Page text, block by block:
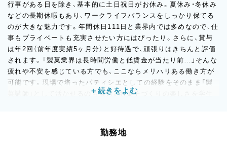
行事がある日を除き、基本的に土日祝日がお休み。夏休み・冬休み
などの長期休暇もあり、ワークライフバランスをしっかり保てる
のが大きな魅力です。年間休日111日と業界内では多めなので、仕
事もプライベートも充実させたい方にはぴったり。さらに、賞与
は年2回（前年度実績5ヶ月分）と好待遇で、頑張りはきちんと評価
されます。「製菓業界は長時間労働と低賃金が当たり前…」そんな
疲れや不安を感じている方でも、ここならメリハリある働き方が
可能です。現場で培ったパティシエとしての経験をそのまま「製
菓講師」として活かせるのも魅力。お菓子づくりの楽しさを学生
再確認できる職場で、新しいキャリアをスタートしませんか？
勤務地